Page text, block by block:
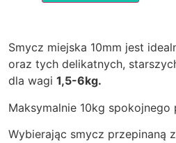
Smycz miejska 10mm jest
oraz tych delikatnych,
dla wagi 1,5-6kg.
Maksymalnie 10kg spokojnego
Wybierając smycz przepinaną